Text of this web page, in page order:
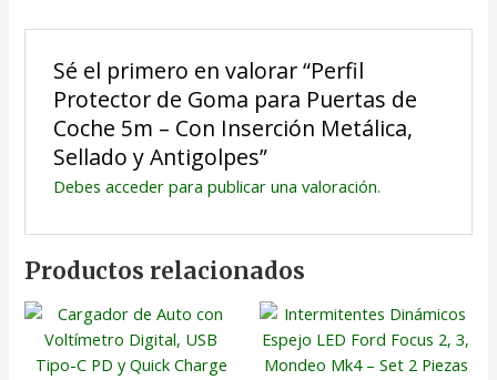
Sé el primero en valorar “Perfil
Protector de Goma para Puertas de
Coche 5m – Con Inserción Metálica,
Sellado y Antigolpes”
Debes accederpara publicar una valoración.
Productos relacionados